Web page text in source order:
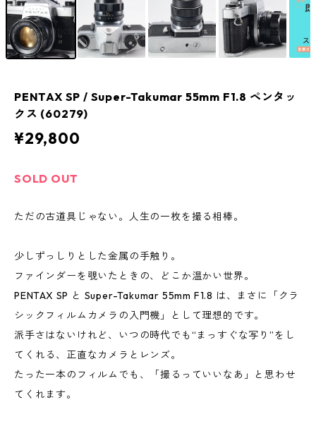
PENTAX SP / Super-Takumar 55mm F1.8 ペンタッ
クス (60279)
¥29,800
SOLD OUT
ただの古道具じゃない。人生の一枚を撮る相棒。
少しずっしりとした金属の手触り。
ファインダーを覗いたときの、どこか温かい世界。
PENTAX SP と Super-Takumar 55mm F1.8 は、まさに「クラ
シックフィルムカメラの入門機」として理想的です。
派手さはないけれど、いつの時代でも“まっすぐな写り”をし
てくれる、正直なカメラとレンズ。
たった一本のフィルムでも、「撮るっていいなあ」と思わせ
てくれます。